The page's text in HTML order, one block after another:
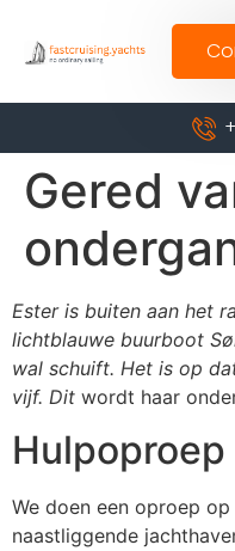
Gered
Ester is buiten aan het
lichtblauwe buurboot
wal schuift. Het is op
vijf. Dit wordt haar
We doen een oproep
naastliggende